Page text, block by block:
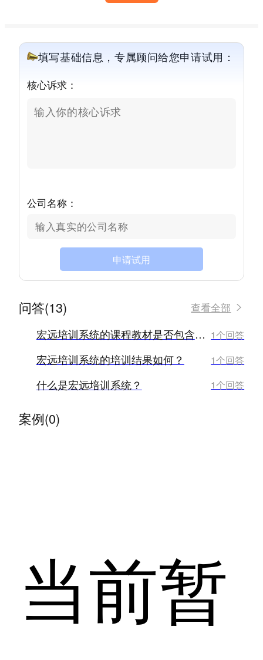
填写基础信息，专属顾问给您申请试用：
核心诉求：
公司名称：
申请试用
问答(13) 查看全部
宏远培训系统的课程教材是否包含在费用内？ 1个回答
宏远培训系统的培训结果如何？ 1个回答
什么是宏远培训系统？ 1个回答
案例(0)
当前暂